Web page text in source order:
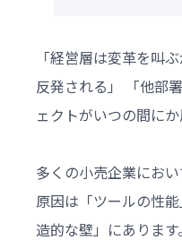
「経営層は変革を叫
反発される」 「他部
ェクトがいつの間にか
多くの小売企業にお
原因は「ツールの性
造的な壁」にあります